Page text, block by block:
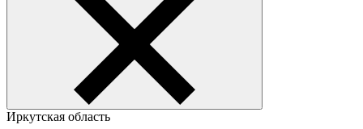
Иркутская область